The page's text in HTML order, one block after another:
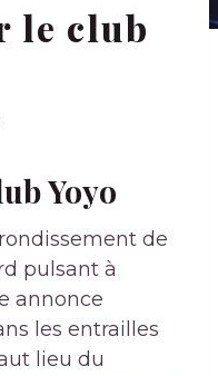
le club
Yoyo
de
pulsant à
annonce
les entrailles
lieu du